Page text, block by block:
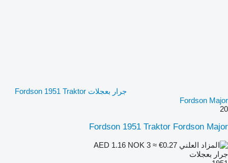
جرار بعجلات Fordson 1951 Traktor
Fordson Major
20
Fordson 1951 Traktor Fordson Major
NOK 3 ≈ €0.27
جرار بعجلات